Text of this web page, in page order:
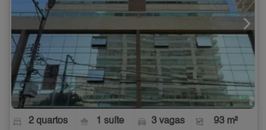
2 quartos 1 suíte 3 vagas 93 m²